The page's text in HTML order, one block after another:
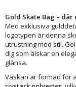
Gold Skate Bag –
Med exklusiva
logotypen är denna
utrustning med stil.
dig som älskar en
glänsa.
Väskan är formad för